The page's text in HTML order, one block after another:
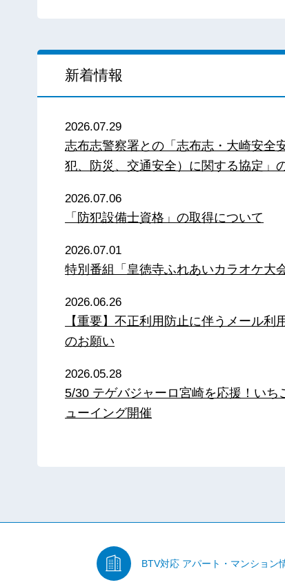
新着情報
2026.07.29
志布志警察署との「志布志・大崎安全
犯、防災、交通安全）に関する協定」
2026.07.06
「防犯設備士資格」の取得について
2026.07.01
特別番組「皇徳寺ふれあいカラオケ大会
2026.06.26
【重要】不正利用防止に伴うメール利
のお願い
2026.05.28
5/30 テゲバジャーロ宮崎を応援！い
ューイング開催
BTV対応 アパート・マンション